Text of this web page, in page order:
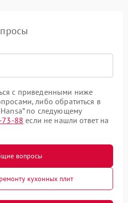
с приведенными ниже
либо обратиться в
по следующему
73-88 если не нашли ответ на
вопросы
кухонных плит